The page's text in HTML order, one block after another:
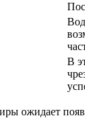
В
ожидает